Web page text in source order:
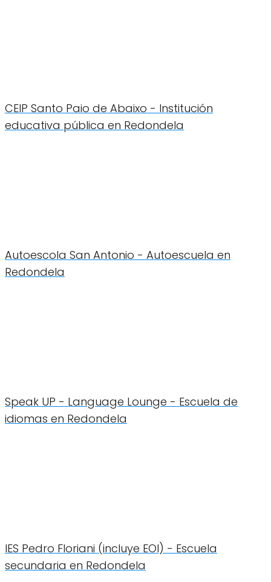
CEIP Santo Paio de Abaixo - Institución
educativa pública en Redondela
Autoescola San Antonio - Autoescuela en
Redondela
Speak UP - Language Lounge - Escuela de
idiomas en Redondela
IES Pedro Floriani (incluye EOI) - Escuela
secundaria en Redondela